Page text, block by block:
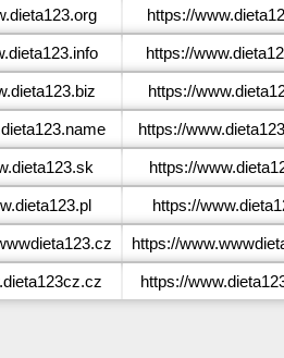
https://
https://
https://
https://
https://
https://
https://
https://